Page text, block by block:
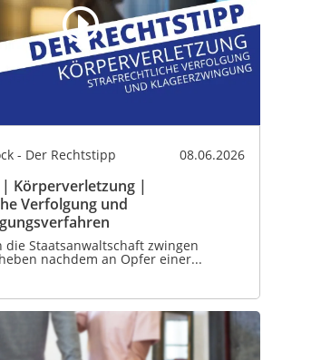
- Der Rechtstipp 08.06.2026
| Körperverletzung |
Verfolgung und
die Staatsanwaltschaft zwingen
nachdem an Opfer einer...